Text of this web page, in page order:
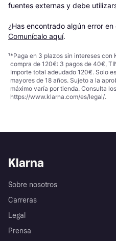
fuentes externas y debe
¿Has encontrado algún error
Comunícalo aquí.
¹*Paga en 3 plazos sin intereses con
compra de 120€: 3 pagos de 40€,
Importe total adeudado 120€. Solo
mayores de 18 años. Sujeto a la
máximo varía por tienda. Consulta
https://www.klarna.com/es/legal/.
Klarna
Sobre nosotros
Carreras
Legal
Prensa